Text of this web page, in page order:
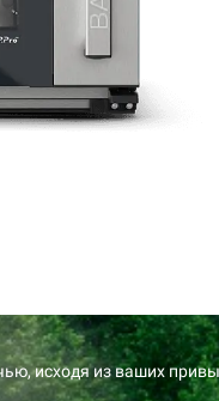
исходя из ваших